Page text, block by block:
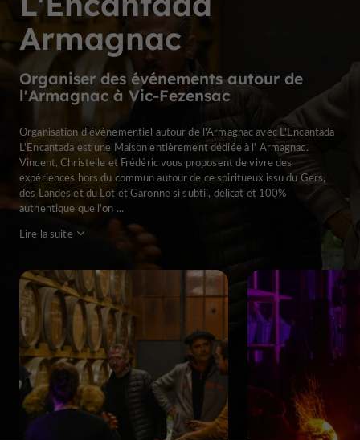
Armagnac
Organiser des événements autour de
l'Armagnac à Vic-Fezensac
Organisation d'évènementiel autour de l'Armagnac avec L'Encantada
L'Encantada est une Maison entièrement dédiée à l' Armagnac.
Vincent, Christelle et Frédéric vous proposent de vivre des
expériences hors du commun autour de ce spiritueux issu du Gers,
des Landes et du Lot et Garonne si subtil, délicat et 100%
authentique que l'on ...
Lire la suite